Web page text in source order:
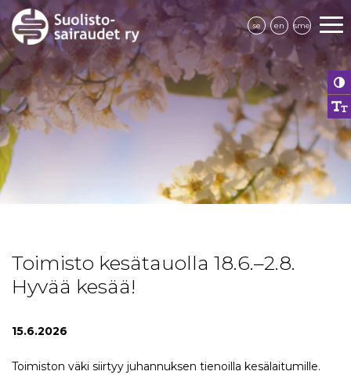
se en sme
Toimisto kesätauolla 18.6.–2.8.
Hyvää kesää!
15.6.2026
Toimiston väki siirtyy juhannuksen tienoilla kesälaitumille.